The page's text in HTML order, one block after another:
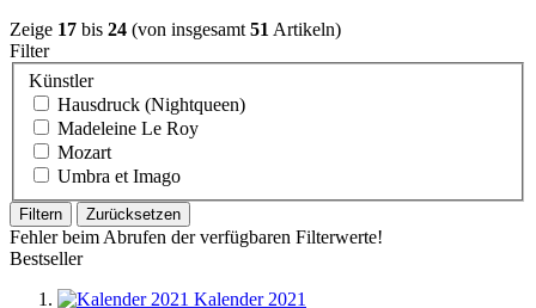
Zeige 17 bis 24 (von insgesamt 51 Artikeln)
Filter
Künstler
Hausdruck (Nightqueen)
Madeleine Le Roy
Mozart
Umbra et Imago
Filtern Zurücksetzen
Fehler beim Abrufen der verfügbaren Filterwerte!
Bestseller
Kalender 2021